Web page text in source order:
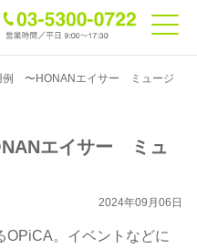
例 〜HONANエイサー ミュージ
エイサー ミュ
2024年09月06日
OPiCA。イベントなどに